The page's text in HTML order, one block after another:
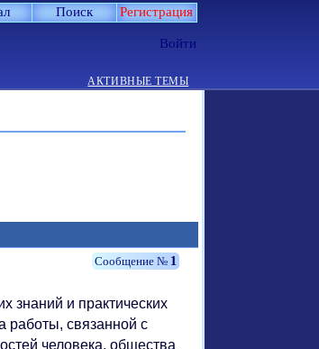
Поиск Регистрация
Войти
АКТИВНЫЕ ТЕМЫ
1
знаний и практических
работы, связанной с
человека, общества